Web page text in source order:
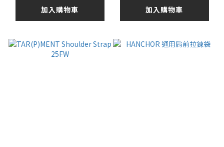
加入購物車 加入購物車